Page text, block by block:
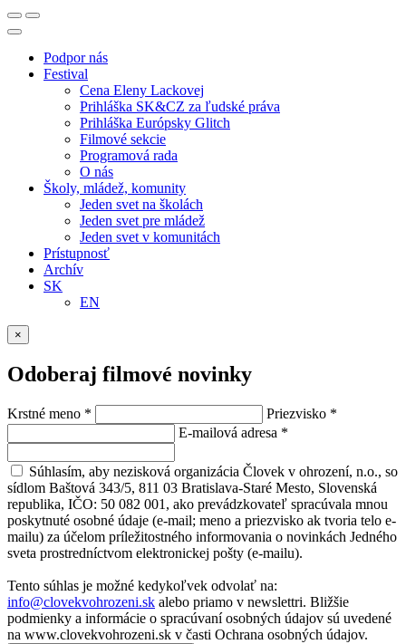
Podpor nás
Festival
Cena Eleny Lackovej
Prihláška SK&CZ za ľudské práva
Prihláška Európsky Glitch
Filmové sekcie
Programová rada
O nás
Školy, mládež, komunity
Jeden svet na školách
Jeden svet pre mládež
Jeden svet v komunitách
Prístupnosť
Archív
SK
EN
×
Odoberaj filmové novinky
Krstné meno * Priezvisko *
E-mailová adresa *
Súhlasím, aby nezisková organizácia Človek v ohrození, n.o., so
sídlom Baštová 343/5, 811 03 Bratislava-Staré Mesto, Slovenská
republika, IČO: 50 082 001, ako prevádzkovateľ spracúvala mnou
poskytnuté osobné údaje (e-mail; meno a priezvisko ak tvoria telo e-
mailu) za účelom príležitostného informovania o novinkách Jedného
sveta prostredníctvom elektronickej pošty (e-mailu).
Tento súhlas je možné kedykoľvek odvolať na:
info@clovekvohrozeni.sk alebo priamo v newslettri. Bližšie
podmienky a informácie o spracúvaní osobných údajov sú uvedené
na www.clovekvohrozeni.sk v časti Ochrana osobných údajov.